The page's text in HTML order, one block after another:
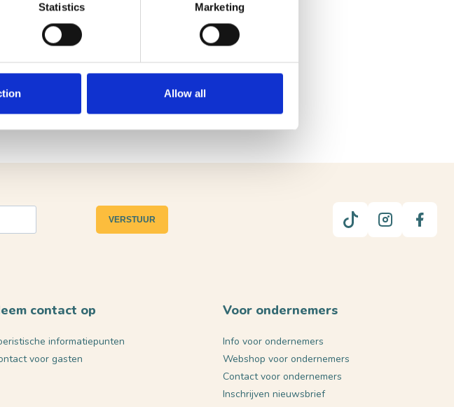
Statistics Marketing
Allow all
Dat proces mondt in 2008 uit in de oprichting van
gebruik is genomen.
VERSTUUR
contact op
informatiepunten
voor gasten
Voor ondernemers
Info voor ondernemers
Webshop voor ondernemers
Contact voor ondernemers
Inschrijven nieuwsbrief